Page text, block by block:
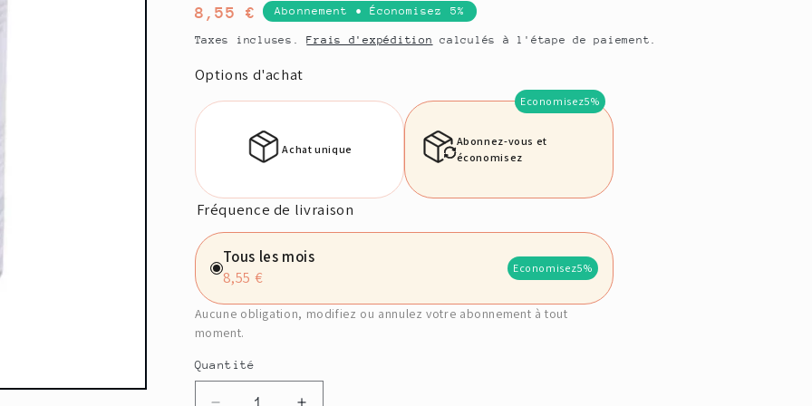
n
Prix
habituel
8,55 € Abonnement • Économisez 5%
Taxes incluses.Frais d'expédition calculés à l'étape de paiement.
Options d'achat
Achat unique
Abonnez-vous et
économisez
Economisez5%
Fréquence de livraison
Tous les mois
8,55 €
Economisez5%
Aucune obligation, modifiez ou annulez votre abonnement à tout
moment.
Quantité
Quantité